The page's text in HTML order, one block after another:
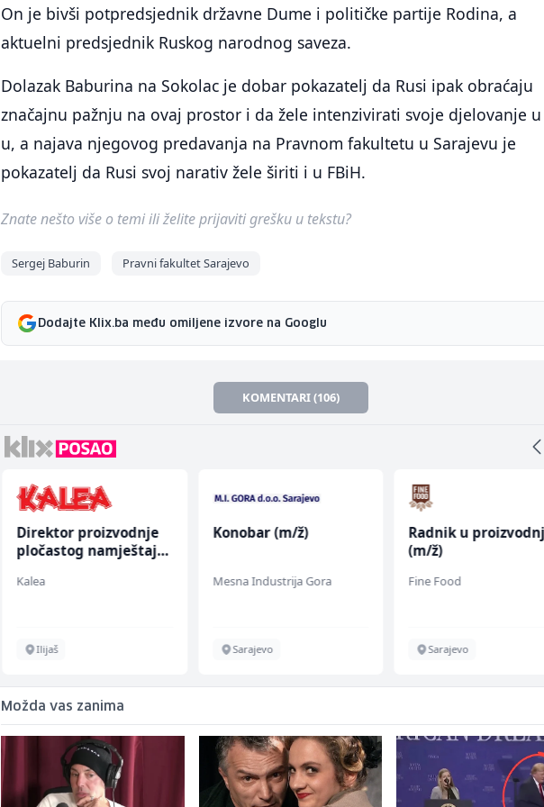
On je bivši potpredsjednik državne Dume i političke partije Rodina, a
aktuelni predsjednik Ruskog narodnog saveza.
Dolazak Baburina na Sokolac je dobar pokazatelj da Rusi ipak obraćaju
značajnu pažnju na ovaj prostor i da žele intenzivirati svoje djelovanje u
u, a najava njegovog predavanja na Pravnom fakultetu u Sarajevu je
pokazatelj da Rusi svoj narativ žele širiti i u FBiH.
Znate nešto više o temi ili želite prijaviti grešku u tekstu?
Sergej Baburin Pravni fakultet Sarajevo
Dodajte Klix.ba među omiljene izvore na Googlu
KOMENTARI (106)
Direktor proizvodnje
pločastog namještaja
Kalea
Ilijaš
Konobar (m/ž)
Mesna Industrija Gora
Sarajevo
Radnik u
(m/ž)
Fine Food
Sarajevo
Možda vas zanima